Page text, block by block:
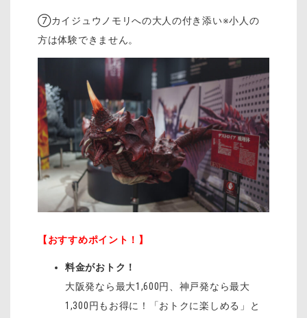
⑦カイジュウノモリへの大人の付き添い※小人の
方は体験できません。
【おすすめポイント！】
料金がおトク！
大阪発なら最大1,600円、神戸発なら最大
1,300円もお得に！「おトクに楽しめる」と